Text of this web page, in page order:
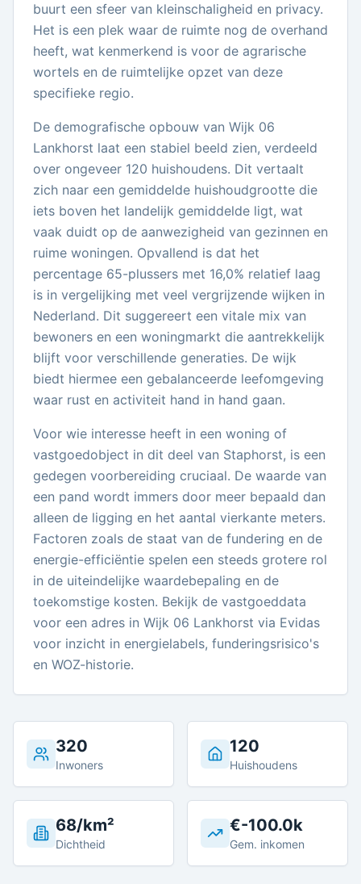
buurt een sfeer van kleinschaligheid en privacy.
Het is een plek waar de ruimte nog de overhand
heeft, wat kenmerkend is voor de agrarische
wortels en de ruimtelijke opzet van deze
specifieke regio.
De demografische opbouw van Wijk 06
Lankhorst laat een stabiel beeld zien, verdeeld
over ongeveer 120 huishoudens. Dit vertaalt
zich naar een gemiddelde huishoudgrootte die
iets boven het landelijk gemiddelde ligt, wat
vaak duidt op de aanwezigheid van gezinnen en
ruime woningen. Opvallend is dat het
percentage 65-plussers met 16,0% relatief laag
is in vergelijking met veel vergrijzende wijken in
Nederland. Dit suggereert een vitale mix van
bewoners en een woningmarkt die aantrekkelijk
blijft voor verschillende generaties. De wijk
biedt hiermee een gebalanceerde leefomgeving
waar rust en activiteit hand in hand gaan.
Voor wie interesse heeft in een woning of
vastgoedobject in dit deel van Staphorst, is een
gedegen voorbereiding cruciaal. De waarde van
een pand wordt immers door meer bepaald dan
alleen de ligging en het aantal vierkante meters.
Factoren zoals de staat van de fundering en de
energie-efficiëntie spelen een steeds grotere rol
in de uiteindelijke waardebepaling en de
toekomstige kosten. Bekijk de vastgoeddata
voor een adres in Wijk 06 Lankhorst via Evidas
voor inzicht in energielabels, funderingsrisico's
en WOZ-historie.
320
Inwoners
120
Huishoudens
68/km²
Dichtheid
€-100.0k
Gem. inkomen